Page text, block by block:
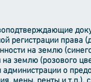
регистрации права
на землю
на землю (розового
о